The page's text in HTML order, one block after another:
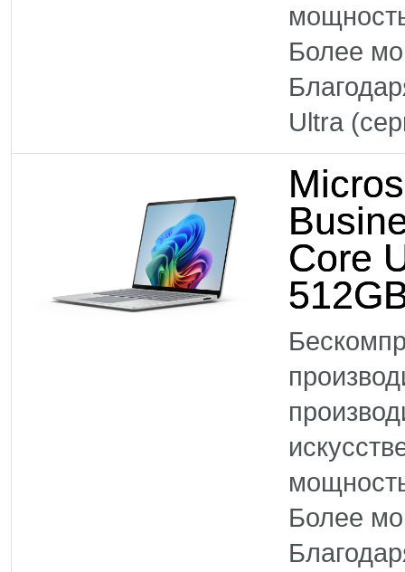
Более
Ultra
Core
Более